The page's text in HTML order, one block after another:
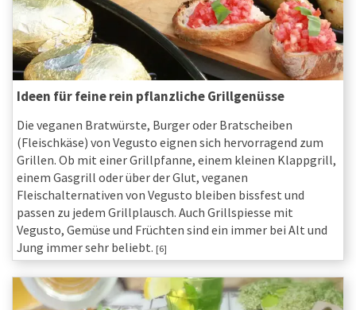
Ideen für feine rein pflanzliche Grillgenüsse
Die veganen Bratwürste, Burger oder Bratscheiben
(Fleischkäse) von Vegusto eignen sich hervorragend zum
Grillen. Ob mit einer Grillpfanne, einem kleinen Klappgrill,
einem Gasgrill oder über der Glut, veganen
Fleischalternativen von Vegusto bleiben bissfest und
passen zu jedem Grillplausch. Auch Grillspiesse mit
Vegusto, Gemüse und Früchten sind ein immer bei Alt und
Jung immer sehr beliebt. [6]